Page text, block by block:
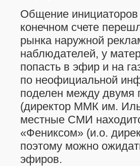
Общение
конечном счете
рынка наружной
наблюдателей, у
попасть в эфир и на
по неофициальной
поделен между двумя
(директор ММК им.
местные СМИ
«Фениксом» (и.о.
поэтому можно
эфиров.